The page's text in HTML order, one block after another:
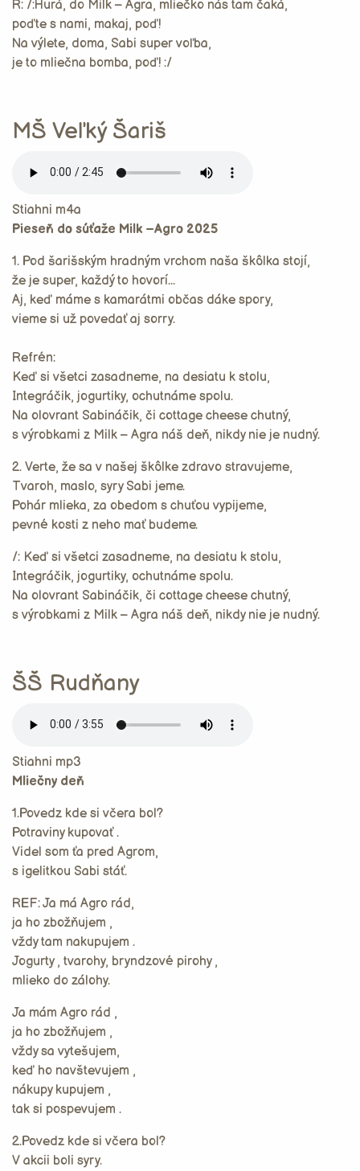
R: /:Hurá, do Milk – Agra, mliečko nás tam čaká,
poďte s nami, makaj, poď!
Na výlete, doma, Sabi super voľba,
je to mliečna bomba, poď! :/
MŠ Veľký Šariš
Stiahni m4a
Pieseň do súťaže Milk –Agro 2025
1. Pod šarišským hradným vrchom naša škôlka stojí,
že je super, každý to hovorí...
Aj, keď máme s kamarátmi občas dáke spory,
vieme si už povedať aj sorry.
Refrén:
Keď si všetci zasadneme, na desiatu k stolu,
Integráčik, jogurtiky, ochutnáme spolu.
Na olovrant Sabináčik, či cottage cheese chutný,
s výrobkami z Milk – Agra náš deň, nikdy nie je nudný.
2. Verte, že sa v našej škôlke zdravo stravujeme,
Tvaroh, maslo, syry Sabi jeme.
Pohár mlieka, za obedom s chuťou vypijeme,
pevné kosti z neho mať budeme.
/: Keď si všetci zasadneme, na desiatu k stolu,
Integráčik, jogurtiky, ochutnáme spolu.
Na olovrant Sabináčik, či cottage cheese chutný,
s výrobkami z Milk – Agra náš deň, nikdy nie je nudný.
ŠŠ Rudňany
Stiahni mp3
Mliečny deň
1.Povedz kde si včera bol?
Potraviny kupovať .
Videl som ťa pred Agrom,
s igelitkou Sabi stáť.
REF: Ja má Agro rád,
ja ho zbožňujem ,
vždy tam nakupujem .
Jogurty , tvarohy, bryndzové pirohy ,
mlieko do zálohy.
Ja mám Agro rád ,
ja ho zbožňujem ,
vždy sa vytešujem,
keď ho navštevujem ,
nákupy kupujem ,
tak si pospevujem .
2.Povedz kde si včera bol?
V akcii boli syry.